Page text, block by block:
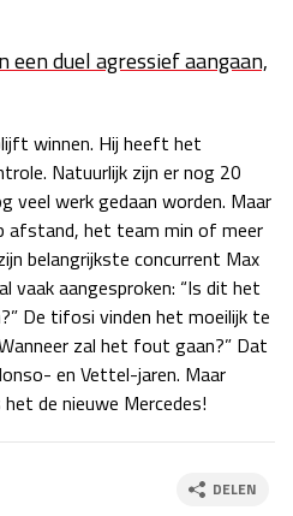
een duel agressief aangaan,
winnen. Hij heeft het
Natuurlijk zijn er nog 20
veel werk gedaan worden. Maar
afstand, het team min of meer
belangrijkste concurrent Max
vaak aangesproken: “Is dit het
De tifosi vinden het moeilijk te
zal het fout gaan?” Dat
en Vettel-jaren. Maar
de nieuwe Mercedes!
DELEN